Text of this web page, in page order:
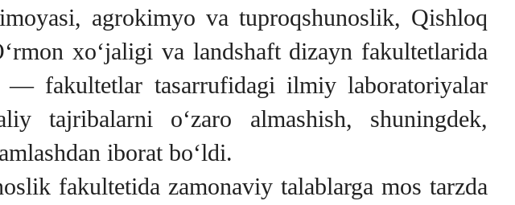
agrokimyo va tuproqshunoslik, Qishloq
xo‘jaligi va landshaft dizayn fakultetlarida
— fakultetlar tasarrufidagi ilmiy laboratoriyalar
tajribalarni o‘zaro almashish, shuningdek,
iborat bo‘ldi.
fakultetida zamonaviy talablarga mos tarzda